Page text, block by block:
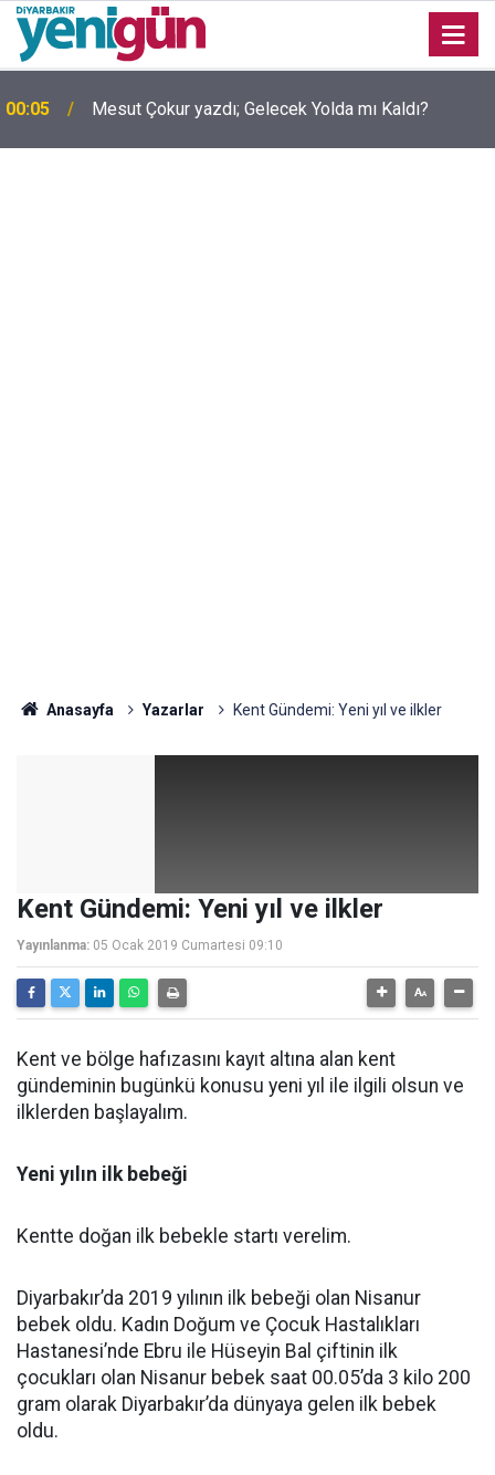
00:05 Mesut Çokur yazdı; Gelecek Yolda mı Kaldı?
Anasayfa Yazarlar Kent Gündemi: Yeni yıl ve ilkler
Kent Gündemi: Yeni yıl ve ilkler
Yayınlanma: 05 Ocak 2019 Cumartesi 09:10
Kent ve bölge hafızasını kayıt altına alan kent
gündeminin bugünkü konusu yeni yıl ile ilgili olsun ve
ilklerden başlayalım.
Yeni yılın ilk bebeği
Kentte doğan ilk bebekle startı verelim.
Diyarbakır’da 2019 yılının ilk bebeği olan Nisanur
bebek oldu. Kadın Doğum ve Çocuk Hastalıkları
Hastanesi’nde Ebru ile Hüseyin Bal çiftinin ilk
çocukları olan Nisanur bebek saat 00.05’da 3 kilo 200
gram olarak Diyarbakır’da dünyaya gelen ilk bebek
oldu.